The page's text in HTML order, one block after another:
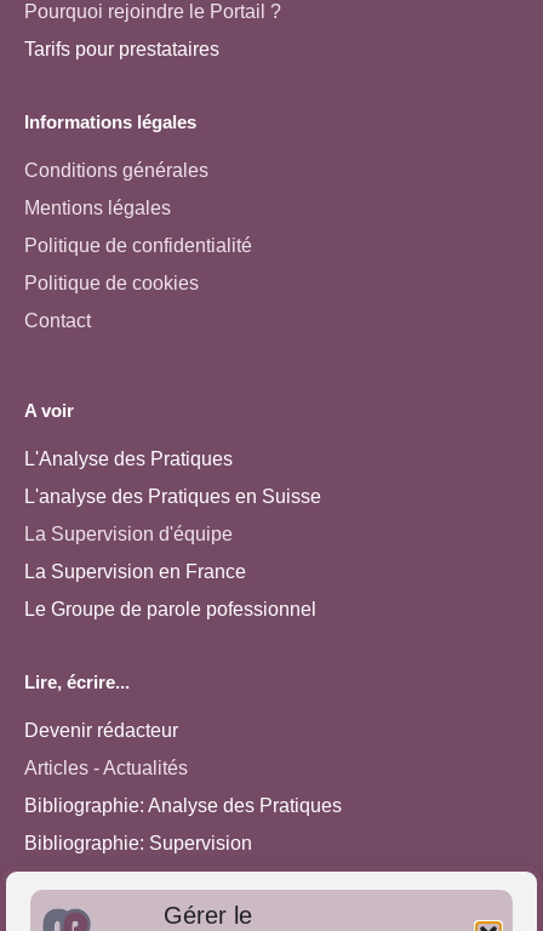
Gérer le
Pourquoi rejoindre le Portail ?
Tarifs pour prestataires
Informations légales
Conditions générales
Mentions légales
Politique de confidentialité
Politique de cookies
Contact
A voir
L'Analyse des Pratiques
L'analyse des Pratiques en Suisse
La Supervision d'équipe
La Supervision en France
Le Groupe de parole pofessionnel
Lire, écrire...
Devenir rédacteur
Articles - Actualités
Bibliographie: Analyse des Pratiques
Bibliographie: Supervision
Approches de l'Analyse des pratiques